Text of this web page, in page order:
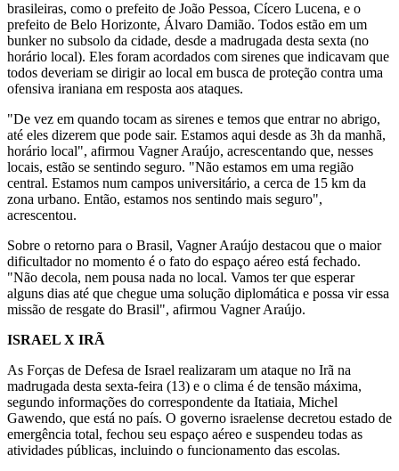
brasileiras, como o prefeito de João Pessoa, Cícero Lucena, e o
prefeito de Belo Horizonte, Álvaro Damião. Todos estão em um
bunker no subsolo da cidade, desde a madrugada desta sexta (no
horário local). Eles foram acordados com sirenes que indicavam que
todos deveriam se dirigir ao local em busca de proteção contra uma
ofensiva iraniana em resposta aos ataques.
"De vez em quando tocam as sirenes e temos que entrar no abrigo,
até eles dizerem que pode sair. Estamos aqui desde as 3h da manhã,
horário local", afirmou Vagner Araújo, acrescentando que, nesses
locais, estão se sentindo seguro. "Não estamos em uma região
central. Estamos num campos universitário, a cerca de 15 km da
zona urbano. Então, estamos nos sentindo mais seguro",
acrescentou.
Sobre o retorno para o Brasil, Vagner Araújo destacou que o maior
dificultador no momento é o fato do espaço aéreo está fechado.
"Não decola, nem pousa nada no local. Vamos ter que esperar
alguns dias até que chegue uma solução diplomática e possa vir essa
missão de resgate do Brasil", afirmou Vagner Araújo.
ISRAEL X IRÃ
As Forças de Defesa de Israel realizaram um ataque no Irã na
madrugada desta sexta-feira (13) e o clima é de tensão máxima,
segundo informações do correspondente da Itatiaia, Michel
Gawendo, que está no país. O governo israelense decretou estado de
emergência total, fechou seu espaço aéreo e suspendeu todas as
atividades públicas, incluindo o funcionamento das escolas.